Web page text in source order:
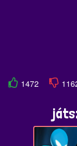
1472